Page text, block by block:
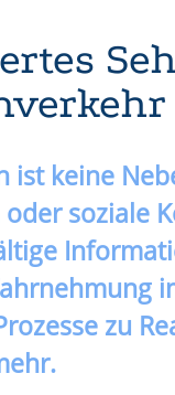
ist keine
soziale
zu